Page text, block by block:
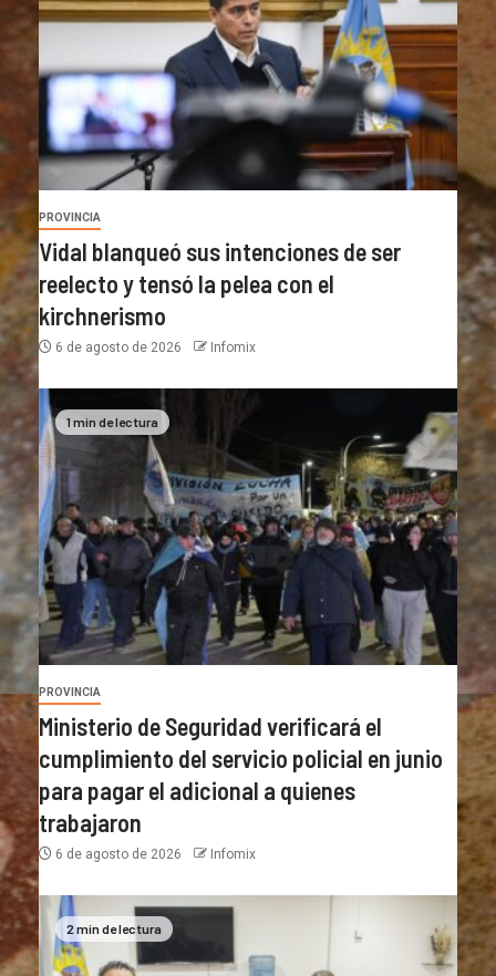
PROVINCIA
Vidal blanqueó sus intenciones de ser
reelecto y tensó la pelea con el
kirchnerismo
6 de agosto de 2026 Infomix
1 min de lectura
PROVINCIA
Ministerio de Seguridad verificará el
cumplimiento del servicio policial en junio
para pagar el adicional a quienes
trabajaron
6 de agosto de 2026 Infomix
2 min de lectura